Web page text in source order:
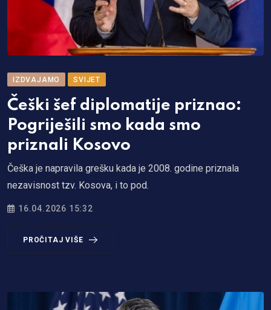
IZDVAJAMO SVIJET
Češki šef diplomatije priznao:
Pogriješili smo kada smo
priznali Kosovo
Češka je napravila grešku kada je 2008. godine priznala
nezavisnost tzv. Kosova, i to pod.
16.04.2026 15:32
PROČITAJ VIŠE